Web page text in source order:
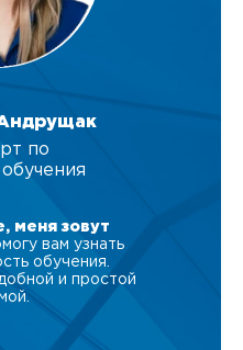
по
меня зовут
вам узнать
обучения.
и простой